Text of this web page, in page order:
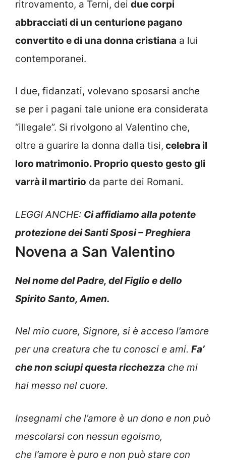
ritrovamento, a Terni, dei due corpi
abbracciati di un centurione pagano
convertito e di una donna cristiana a lui
contemporanei.
I due, fidanzati, volevano sposarsi anche
se per i pagani tale unione era considerata
“illegale”. Si rivolgono al Valentino che,
oltre a guarire la donna dalla tisi, celebra il
loro matrimonio. Proprio questo gesto gli
varrà il martirio da parte dei Romani.
LEGGI ANCHE: Ci affidiamo alla potente
protezione dei Santi Sposi – Preghiera
Novena a San Valentino
Nel nome del Padre, del Figlio e dello
Spirito Santo, Amen.
Nel mio cuore, Signore, si è acceso l’amore
per una creatura che tu conosci e ami. Fa’
che non sciupi questa ricchezza che mi
hai messo nel cuore.
Insegnami che l’amore è un dono e non può
mescolarsi con nessun egoismo,
che l’amore è puro e non può stare con